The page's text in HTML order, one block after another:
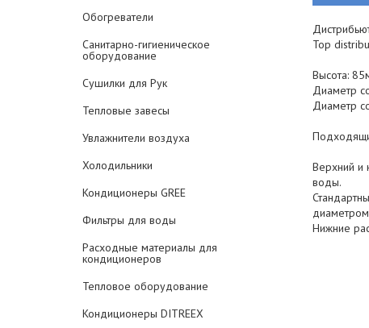
Обогреватели
Санитарно-гигиеническое
оборудование
Сушилки для Рук
Тепловые завесы
Увлажнители воздуха
Холодильники
Кондиционеры GREE
Фильтры для воды
Расходные материалы для
кондиционеров
Тепловое оборудование
Кондиционеры DITREEX
Top
Высота:
Диаметр
Диаметр
Верхний и
воды.
Нижние